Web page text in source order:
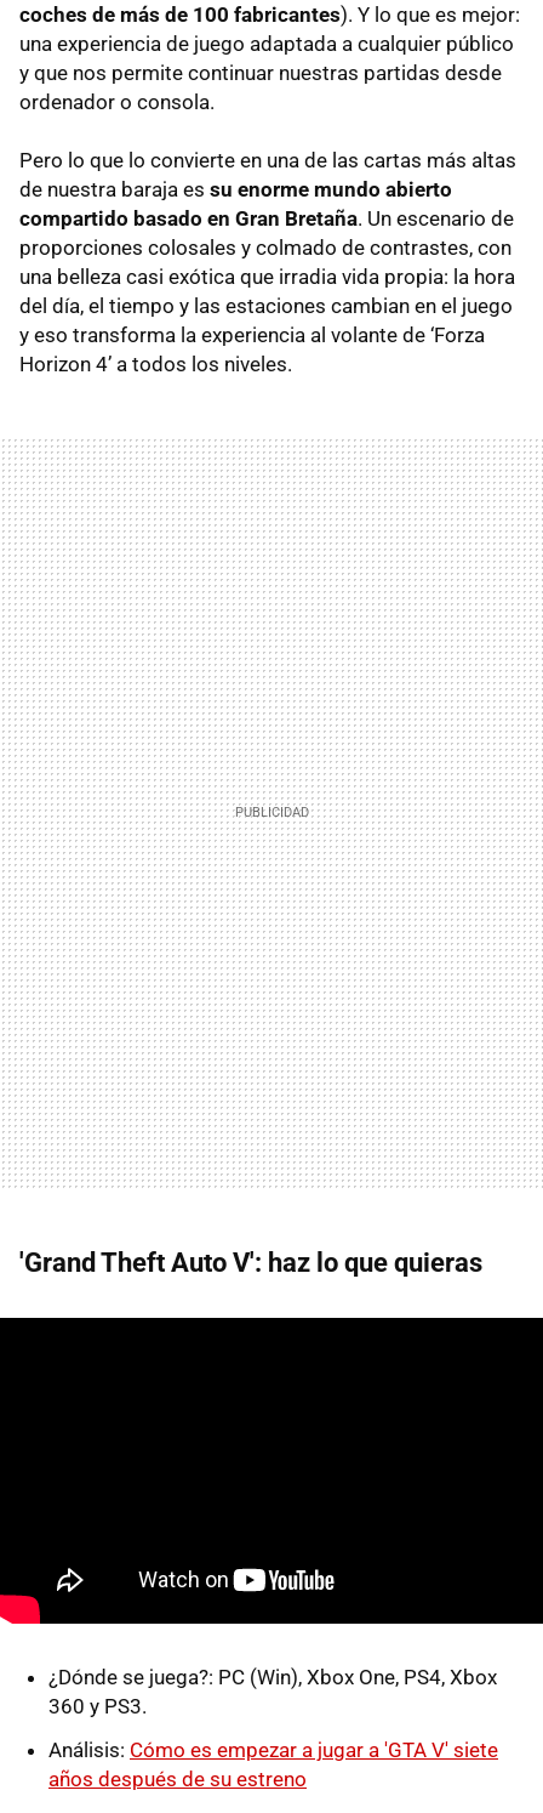
coches de más de 100 fabricantes). Y lo que es mejor:
una experiencia de juego adaptada a cualquier público
y que nos permite continuar nuestras partidas desde
ordenador o consola.
Pero lo que lo convierte en una de las cartas más altas
de nuestra baraja es su enorme mundo abierto
compartido basado en Gran Bretaña. Un escenario de
proporciones colosales y colmado de contrastes, con
una belleza casi exótica que irradia vida propia: la hora
del día, el tiempo y las estaciones cambian en el juego
y eso transforma la experiencia al volante de ‘Forza
Horizon 4’ a todos los niveles.
'Grand Theft Auto V': haz lo que quieras
¿Dónde se juega?: PC (Win), Xbox One, PS4, Xbox
360 y PS3.
Análisis: Cómo es empezar a jugar a 'GTA V' siete
años después de su estreno